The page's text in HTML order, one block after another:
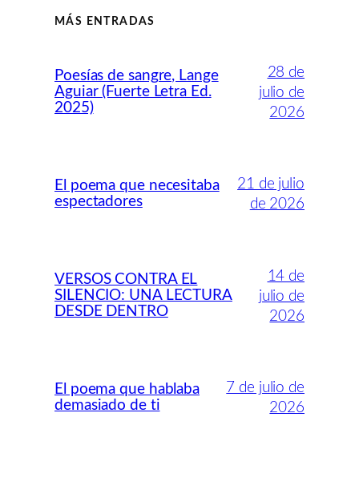
MÁS ENTRADAS
Poesías de sangre, Lange
Aguiar (Fuerte Letra Ed.
2025)
28 de
julio de
2026
El poema que necesitaba
espectadores
21 de julio
de 2026
VERSOS CONTRA EL
SILENCIO: UNA LECTURA
DESDE DENTRO
14 de
julio de
2026
El poema que hablaba
demasiado de ti
7 de julio de
2026